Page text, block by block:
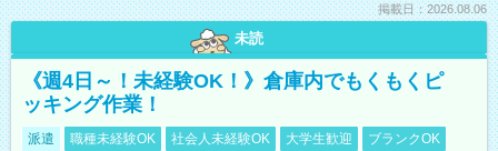
掲載日：2026.08.06
未読
《週4日～！未経験OK！》倉庫内でもくもくピ
ッキング作業！
派遣 職種未経験OK 社会人未経験OK 大学生歓迎
ブランクOK